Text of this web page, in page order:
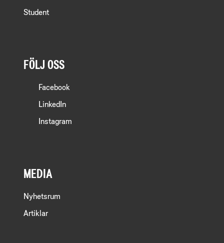
Student
FÖLJ OSS
Facebook
LinkedIn
Instagram
MEDIA
Nyhetsrum
Artiklar